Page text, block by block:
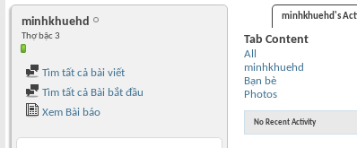
minhkhuehd
Thợ bậc 3
Tìm tất cả bài viết
Tìm tất cả Bài bắt đầu
Xem Bài báo
minhkhuehd's
Tab Content
All
minhkhuehd
Bạn bè
Photos
No Recent Activity